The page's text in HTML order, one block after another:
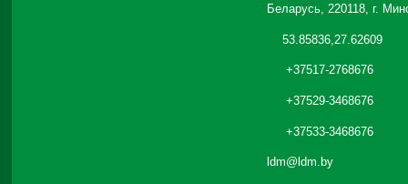
Беларусь, 220118, г.
53.85836,27.62609
+37517-2768676
+37529-3468676
+37533-3468676
ldm@ldm.by